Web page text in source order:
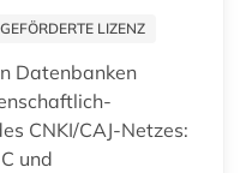
LIZENZ
Datenbanken
CNKI/CAJ-Netzes:
und